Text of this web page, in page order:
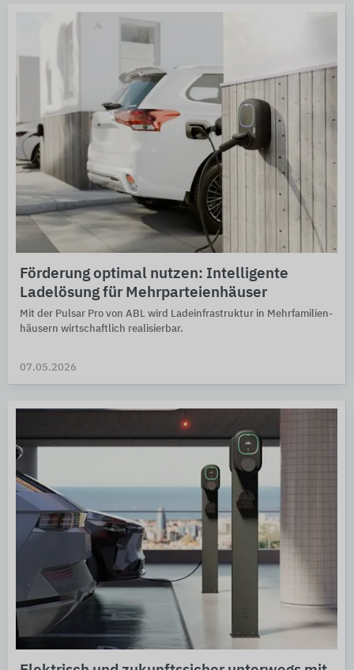
Förderung optimal nutzen: Intelligente
Ladelösung für Mehrparteienhäuser
Mit der Pulsar Pro von ABL wird Lade­infra­struk­tur in Mehr­familien­
häusern wirt­schaft­lich reali­sierbar.
07.05.2026